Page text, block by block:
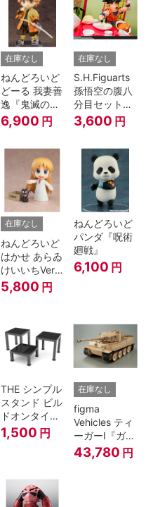
在庫なし
ねんどろいど
どーる 我妻善
逸『鬼滅の
刃』
6,900 円
在庫なし
S.H.Figuarts
孫悟空の腹八
分目セット
『ドラゴンボ
ールZ』
3,600 円
在庫なし
ねんどろいど
はかせ あらゐ
けいいちVer.
『日常』
5,800 円
ねんどろいど
パンダ『呪術
廻戦』
6,100 円
THE シンプル
スタンド ビル
ドオンタイプ
(ブラック)
1,500 円
在庫なし
figma
Vehicles ティ
ーガーI『ガー
ルズ&パンツ
ァー』
43,780 円